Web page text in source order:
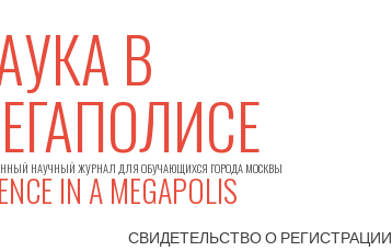
В
НАУЧНЫЙ ЖУРНАЛ ДЛЯ ОБУЧАЮЩИХСЯ ГОРОДА МОСКВЫ
IN A MEGAPOLIS
СВИДЕТЕЛЬСТВО О РЕГИСТРАЦИИ